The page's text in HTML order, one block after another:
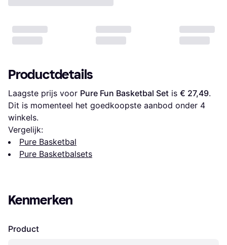
Productdetails
Laagste prijs voor Pure Fun Basketbal Set is € 27,49.
Dit is momenteel het goedkoopste aanbod onder 4
winkels.
Vergelijk:
Pure Basketbal
Pure Basketbalsets
Kenmerken
Product